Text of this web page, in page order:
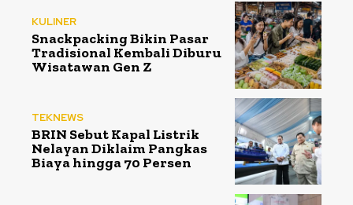
KULINER
Snackpacking Bikin Pasar
Tradisional Kembali Diburu
Wisatawan Gen Z
TEKNEWS
BRIN Sebut Kapal Listrik
Nelayan Diklaim Pangkas
Biaya hingga 70 Persen